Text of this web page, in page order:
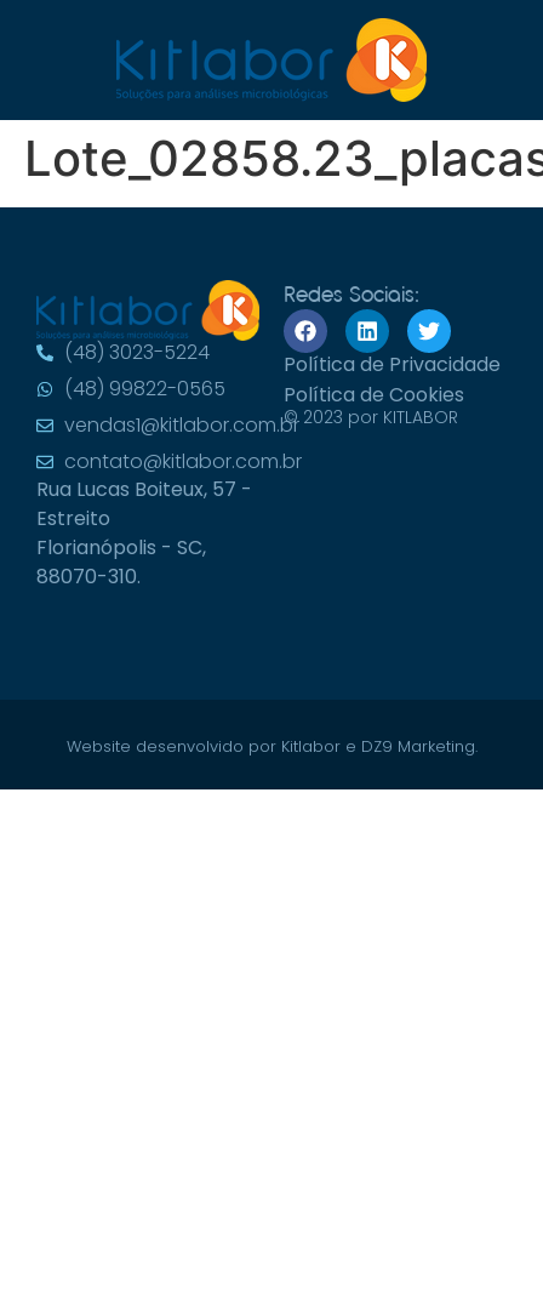
(48) 3023-5224
(48) 99822-0565
vendas1@kitlabor.com.br
contato@kitlabor.com.br
Rua Lucas Boiteux, 57 -
Estreito
Florianópolis - SC,
88070-310.
Redes Sociais:
Política de Privacidade
Política de Cookies
© 2023 por KITLABOR
Website desenvolvido por Kitlabor e DZ9 Marketing.